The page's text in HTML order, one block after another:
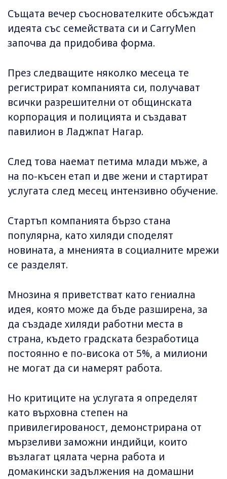
Същата вечер съоснователките обсъждат
идеята със семействата си и CarryMen
започва да придобива форма.
През следващите няколко месеца те
регистрират компанията си, получават
всички разрешителни от общинската
корпорация и полицията и създават
павилион в Ладжпат Нагар.
След това наемат петима млади мъже, а
на по-късен етап и две жени и стартират
услугата след месец интензивно обучение.
Стартъп компанията бързо стана
популярна, като хиляди споделят
новината, а мненията в социалните мрежи
се разделят.
Мнозина я приветстват като гениална
идея, която може да бъде разширена, за
да създаде хиляди работни места в
страна, където градската безработица
постоянно е по-висока от 5%, а милиони
не могат да си намерят работа.
Но критиците на услугата я определят
като върховна степен на
привилегированост, демонстрирана от
мързеливи заможни индийци, които
възлагат цялата черна работа и
домакински задължения на домашни